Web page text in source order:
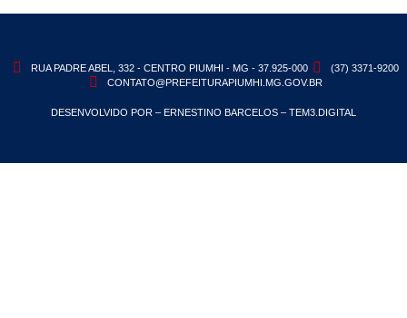
RUA PADRE ABEL, 332 - CENTRO PIUMHI - MG - 37.925-000
(37) 3371-9200
CONTATO@PREFEITURAPIUMHI.MG.GOV.BR
DESENVOLVIDO POR – ERNESTINO BARCELOS – TEM3.DIGITAL